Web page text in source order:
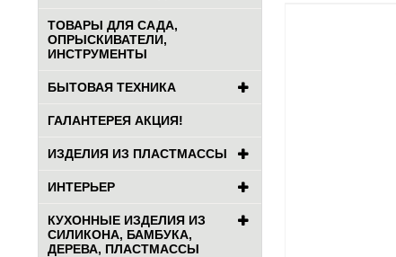
ТОВАРЫ ДЛЯ САДА,
ОПРЫСКИВАТЕЛИ,
ИНСТРУМЕНТЫ
БЫТОВАЯ ТЕХНИКА
ГАЛАНТЕРЕЯ АКЦИЯ!
ИЗДЕЛИЯ ИЗ ПЛАСТМАССЫ
ИНТЕРЬЕР
КУХОННЫЕ ИЗДЕЛИЯ ИЗ
СИЛИКОНА, БАМБУКА,
ДЕРЕВА, ПЛАСТМАССЫ